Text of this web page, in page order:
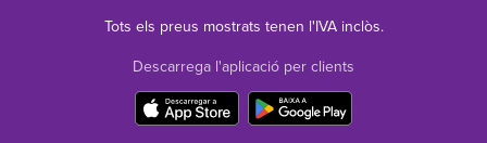
Tots els preus mostrats tenen l'IVA inclòs.
Descarrega l'aplicació per clients